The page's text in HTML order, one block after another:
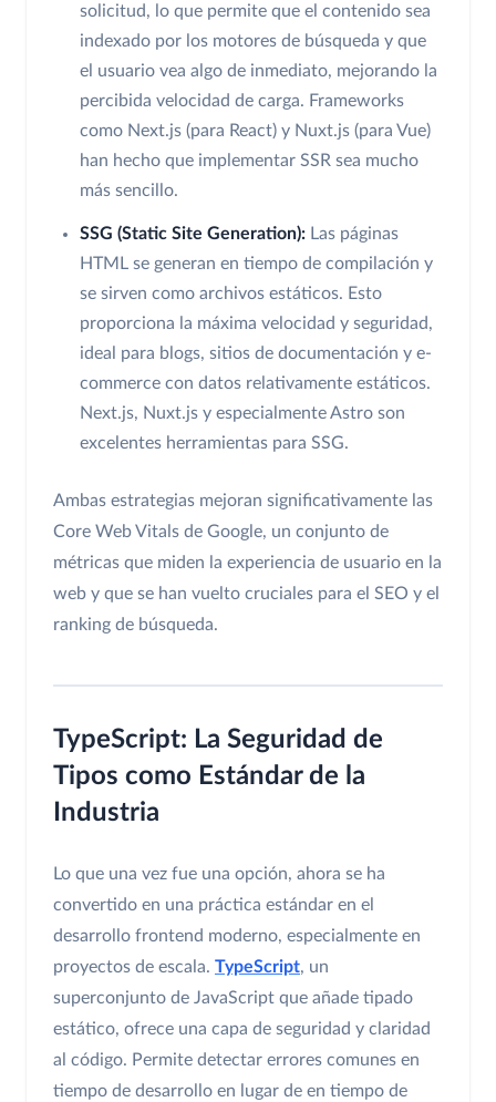
solicitud, lo que permite que el contenido sea
indexado por los motores de búsqueda y que
el usuario vea algo de inmediato, mejorando la
percibida velocidad de carga. Frameworks
como Next.js (para React) y Nuxt.js (para Vue)
han hecho que implementar SSR sea mucho
más sencillo.
SSG (Static Site Generation): Las páginas
HTML se generan en tiempo de compilación y
se sirven como archivos estáticos. Esto
proporciona la máxima velocidad y seguridad,
ideal para blogs, sitios de documentación y e-
commerce con datos relativamente estáticos.
Next.js, Nuxt.js y especialmente Astro son
excelentes herramientas para SSG.
Ambas estrategias mejoran significativamente las
Core Web Vitals de Google, un conjunto de
métricas que miden la experiencia de usuario en la
web y que se han vuelto cruciales para el SEO y el
ranking de búsqueda.
TypeScript: La Seguridad de
Tipos como Estándar de la
Industria
Lo que una vez fue una opción, ahora se ha
convertido en una práctica estándar en el
desarrollo frontend moderno, especialmente en
proyectos de escala. TypeScript, un
superconjunto de JavaScript que añade tipado
estático, ofrece una capa de seguridad y claridad
al código. Permite detectar errores comunes en
tiempo de desarrollo en lugar de en tiempo de